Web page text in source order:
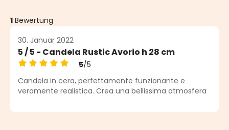
1 Bewertung
30. Januar 2022
5 / 5 - Candela Rustic Avorio h 28 cm
Durchschnittliche Bewertung von 5 von 5 Sternen
5/5
Candela in cera, perfettamente funzionante e
veramente realistica. Crea una bellissima atmosfera